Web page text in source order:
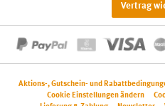
Vertrag
Aktions-, Gutschein- und
Cookie Einstellungen ändern